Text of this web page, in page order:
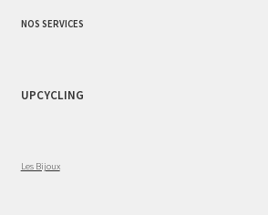
NOS SERVICES
UPCYCLING
Les Bijoux